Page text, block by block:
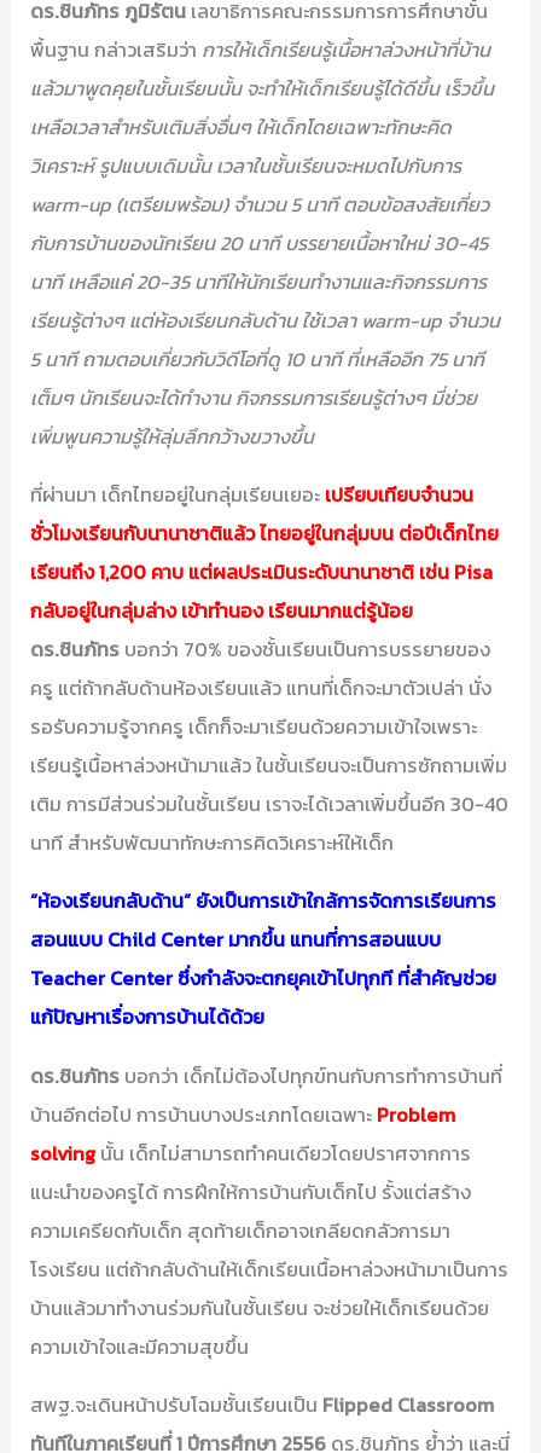
ดร.ชินภัทร ภูมิรัตน เลขาธิการคณะกรรมการการศึกษาขั้น
พื้นฐาน กล่าวเสริมว่า การให้เด็กเรียนรู้เนื้อหาล่วงหน้าที่บ้าน
แล้วมาพูดคุยในชั้นเรียนนั้น จะทำให้เด็กเรียนรู้ได้ดีขึ้น เร็วขึ้น
เหลือเวลาสำหรับเติมสิ่งอื่นๆ ให้เด็กโดยเฉพาะทักษะคิด
วิเคราะห์ รูปแบบเดิมนั้น เวลาในชั้นเรียนจะหมดไปกับการ
warm-up (เตรียมพร้อม) จำนวน 5 นาที ตอบข้อสงสัยเกี่ยว
กับการบ้านของนักเรียน 20 นาที บรรยายเนื้อหาใหม่ 30-45
นาที เหลือแค่ 20-35 นาทีให้นักเรียนทำงานและกิจกรรมการ
เรียนรู้ต่างๆ แต่ห้องเรียนกลับด้าน ใช้เวลา warm-up จำนวน
5 นาที ถามตอบเกี่ยวกับวิดีโอที่ดู 10 นาที ที่เหลืออีก 75 นาที
เต็มๆ นักเรียนจะได้ทำงาน กิจกรรมการเรียนรู้ต่างๆ มี่ช่วย
เพิ่มพูนความรู้ให้ลุ่มลึกกว้างขวางขึ้น
ที่ผ่านมา เด็กไทยอยู่ในกลุ่มเรียนเยอะ เปรียบเทียบจำนวน
ชั่วโมงเรียนกับนานาชาติแล้ว ไทยอยู่ในกลุ่มบน ต่อปีเด็กไทย
เรียนถึง 1,200 คาบ แต่ผลประเมินระดับนานาชาติ เช่น Pisa
กลับอยู่ในกลุ่มล่าง เข้าทำนอง เรียนมากแต่รู้น้อย
ดร.ชินภัทร บอกว่า 70% ของชั้นเรียนเป็นการบรรยายของ
ครู แต่ถ้ากลับด้านห้องเรียนแล้ว แทนที่เด็กจะมาตัวเปล่า นั่ง
รอรับความรู้จากครู เด็กก็จะมาเรียนด้วยความเข้าใจเพราะ
เรียนรู้เนื้อหาล่วงหน้ามาแล้ว ในชั้นเรียนจะเป็นการซักถามเพิ่ม
เติม การมีส่วนร่วมในชั้นเรียน เราจะได้เวลาเพิ่มขึ้นอีก 30-40
นาที สำหรับพัฒนาทักษะการคิดวิเคราะห์ให้เด็ก
“ห้องเรียนกลับด้าน” ยังเป็นการเข้าใกล้การจัดการเรียนการ
สอนแบบ Child Center มากขึ้น แทนที่การสอนแบบ
Teacher Center ซึ่งกำลังจะตกยุคเข้าไปทุกที ที่สำคัญช่วย
แก้ปัญหาเรื่องการบ้านได้ด้วย
ดร.ชินภัทร บอกว่า เด็กไม่ต้องไปทุกข์ทนกับการทำการบ้านที่
บ้านอีกต่อไป การบ้านบางประเภทโดยเฉพาะ Problem
solvingนั้น เด็กไม่สามารถทำคนเดียวโดยปราศจากการ
แนะนำของครูได้ การฝึกให้การบ้านกับเด็กไป รั้งแต่สร้าง
ความเครียดกับเด็ก สุดท้ายเด็กอาจเกลียดกลัวการมา
โรงเรียน แต่ถ้ากลับด้านให้เด็กเรียนเนื้อหาล่วงหน้ามาเป็นการ
บ้านแล้วมาทำงานร่วมกันในชั้นเรียน จะช่วยให้เด็กเรียนด้วย
ความเข้าใจและมีความสุขขึ้น
สพฐ.จะเดินหน้าปรับโฉมชั้นเรียนเป็น Flipped Classroom
ทันทีในภาคเรียนที่ 1 ปีการศึกษา 2556 ดร.ชินภัทร ย้ำว่า และนี่